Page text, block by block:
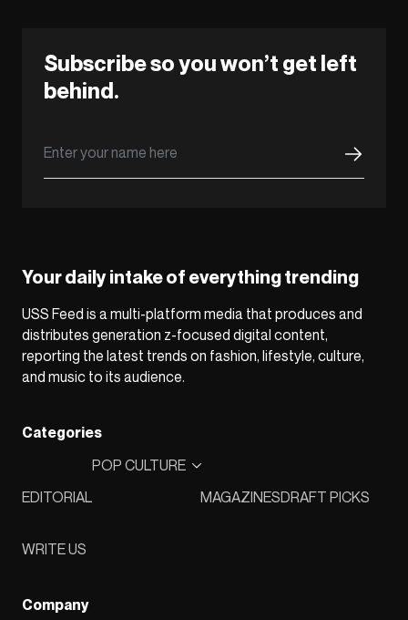
Subscribe so you won’t get left
behind.
Your daily intake of everything trending
USS Feed is a multi-platform media that produces and
distributes generation z-focused digital content,
reporting the latest trends on fashion, lifestyle, culture,
and music to its audience.
Categories
EDITORIAL
POP CULTURE
MAGAZINESDRAFT PICKS
WRITE US
Company